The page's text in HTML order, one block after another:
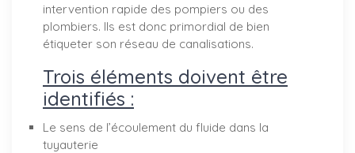
intervention rapide des pompiers ou des
plombiers. Ils est donc primordial de bien
étiqueter son réseau de canalisations.
Trois éléments doivent être
identifiés :
Le sens de l’écoulement du fluide dans la
tuyauterie